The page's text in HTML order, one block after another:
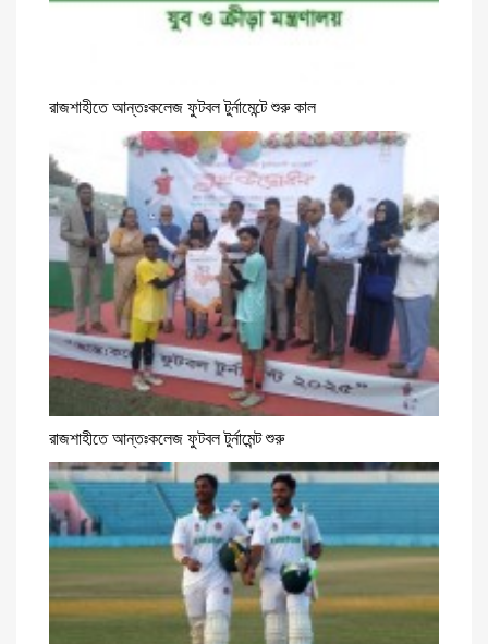
রাজশাহীতে আন্তঃকলেজ ফুটবল টুর্নামেন্টে শুরু কাল
রাজশাহীতে আন্তঃকলেজ ফুটবল টুর্নামেন্ট শুরু